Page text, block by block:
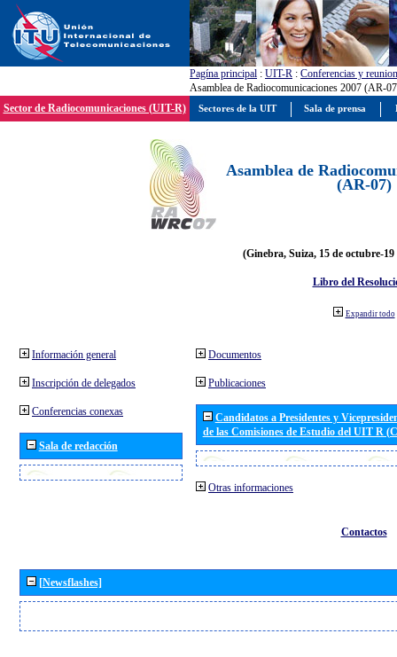
Pagína principal : UIT-R : Conferencias y
Asamblea de Radiocomunicaciones 2007 (AR-
Sector de Radiocomunicaciones (UIT-R)
Asamblea de
(AR-07)
(Ginebra, Suiza, 15 de octubre-19
Libro del
Expandir todo
Información general
Inscripción de delegados
Conferencias conexas
Sala de redacción
Documentos
Publicaciones
Candidatos a Presidentes y
de las Comisiones de Estudio del UIT R
Otras informaciones
Contactos
[Newsflashes]
Sectores de la UIT Sala de prensa